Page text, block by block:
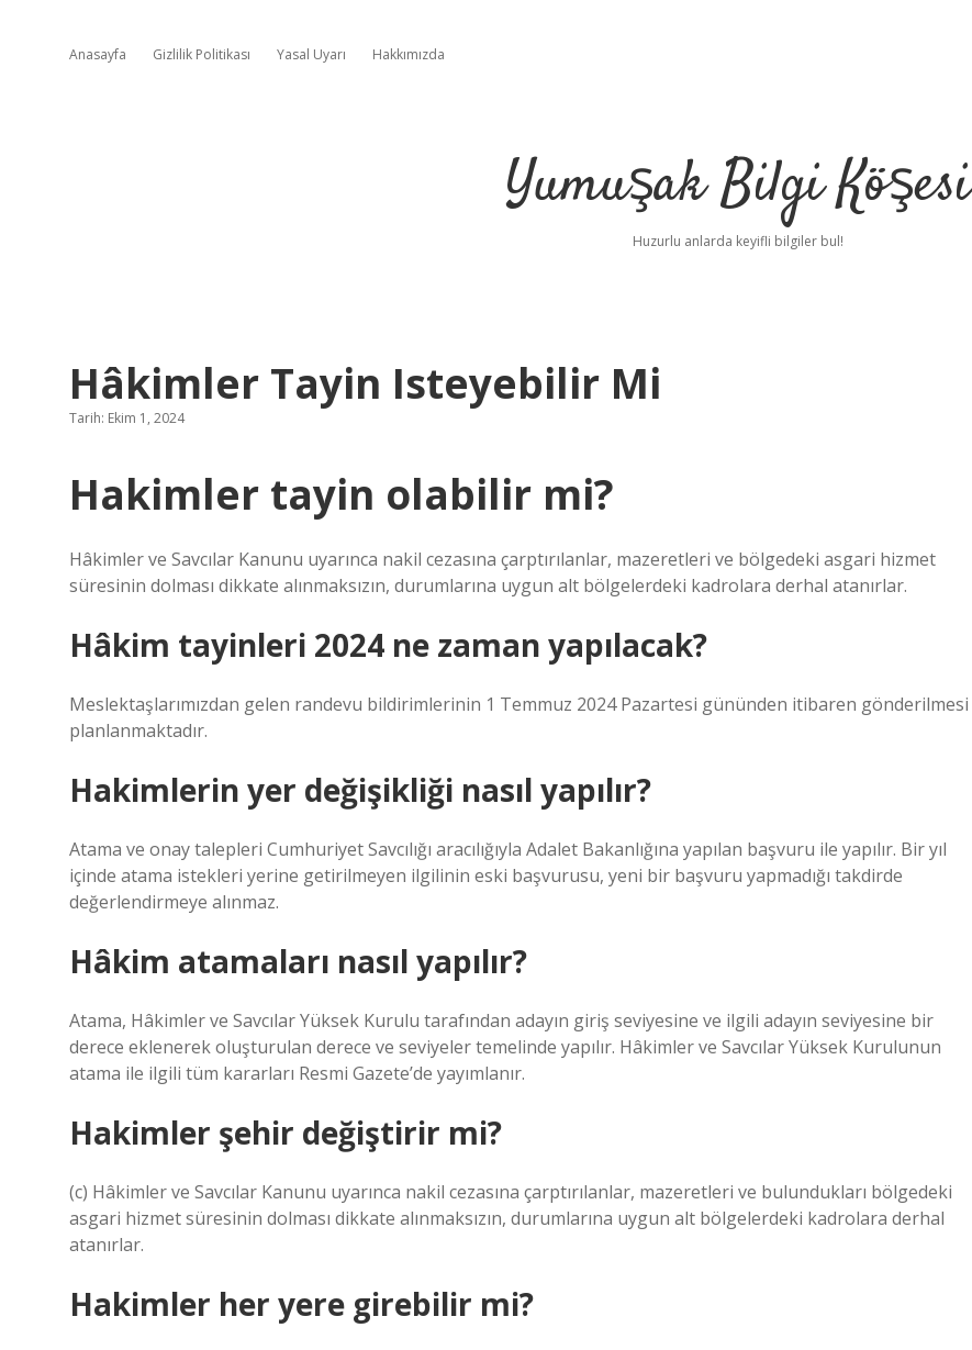
Anasayfa Gizlilik Politikası Yasal Uyarı Hakkımızda
Yumuşak Bilgi Köşesi
Huzurlu anlarda keyifli bilgiler bul!
Hâkimler Tayin Isteyebilir Mi
Tarih: Ekim 1, 2024
Hakimler tayin olabilir mi?
Hâkimler ve Savcılar Kanunu uyarınca nakil cezasına çarptırılanlar, mazeretleri ve bölgedeki asgari hizmet
süresinin dolması dikkate alınmaksızın, durumlarına uygun alt bölgelerdeki kadrolara derhal atanırlar.
Hâkim tayinleri 2024 ne zaman yapılacak?
Meslektaşlarımızdan gelen randevu bildirimlerinin 1 Temmuz 2024 Pazartesi gününden itibaren gönderilmesi
planlanmaktadır.
Hakimlerin yer değişikliği nasıl yapılır?
Atama ve onay talepleri Cumhuriyet Savcılığı aracılığıyla Adalet Bakanlığına yapılan başvuru ile yapılır. Bir yıl
içinde atama istekleri yerine getirilmeyen ilgilinin eski başvurusu, yeni bir başvuru yapmadığı takdirde
değerlendirmeye alınmaz.
Hâkim atamaları nasıl yapılır?
Atama, Hâkimler ve Savcılar Yüksek Kurulu tarafından adayın giriş seviyesine ve ilgili adayın seviyesine bir
derece eklenerek oluşturulan derece ve seviyeler temelinde yapılır. Hâkimler ve Savcılar Yüksek Kurulunun
atama ile ilgili tüm kararları Resmi Gazete’de yayımlanır.
Hakimler şehir değiştirir mi?
(c) Hâkimler ve Savcılar Kanunu uyarınca nakil cezasına çarptırılanlar, mazeretleri ve bulundukları bölgedeki
asgari hizmet süresinin dolması dikkate alınmaksızın, durumlarına uygun alt bölgelerdeki kadrolara derhal
atanırlar.
Hakimler her yere girebilir mi?